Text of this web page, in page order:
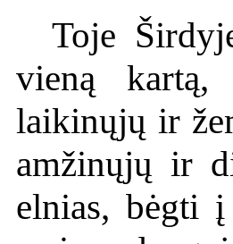
Toje
vieną kartą,
laikinųjų ir
amžinųjų ir
elnias, bėgti